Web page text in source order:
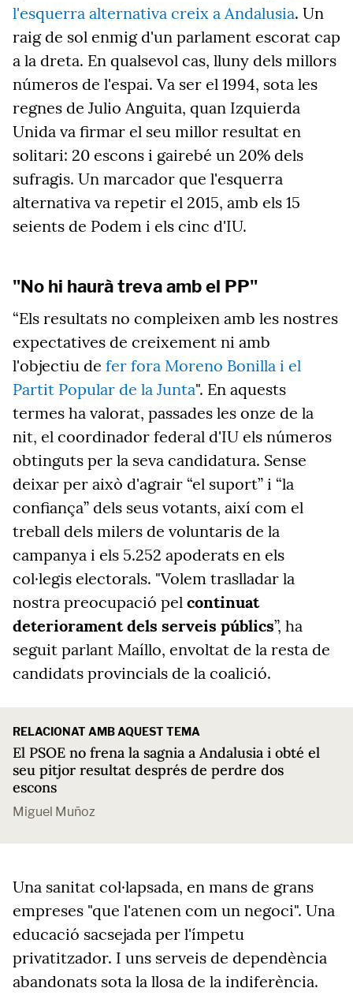
l'esquerra alternativa creix a Andalusia. Un
raig de sol enmig d'un parlament escorat cap
a la dreta. En qualsevol cas, lluny dels millors
números de l'espai. Va ser el 1994, sota les
regnes de Julio Anguita, quan Izquierda
Unida va firmar el seu millor resultat en
solitari: 20 escons i gairebé un 20% dels
sufragis. Un marcador que l'esquerra
alternativa va repetir el 2015, amb els 15
seients de Podem i els cinc d'IU.
"No hi haurà treva amb el PP"
“Els resultats no compleixen amb les nostres
expectatives de creixement ni amb
l'objectiu de fer fora Moreno Bonilla i el
Partit Popular de la Junta". En aquests
termes ha valorat, passades les onze de la
nit, el coordinador federal d'IU els números
obtinguts per la seva candidatura. Sense
deixar per això d'agrair “el suport” i “la
confiança” dels seus votants, així com el
treball dels milers de voluntaris de la
campanya i els 5.252 apoderats en els
col·legis electorals. "Volem traslladar la
nostra preocupació pel continuat
deteriorament dels serveis públics”, ha
seguit parlant Maíllo, envoltat de la resta de
candidats provincials de la coalició.
RELACIONAT AMB AQUEST TEMA
El PSOE no frena la sagnia a Andalusia i obté el
seu pitjor resultat després de perdre dos
escons
Miguel Muñoz
Una sanitat col·lapsada, en mans de grans
empreses "que l'atenen com un negoci". Una
educació sacsejada per l'ímpetu
privatitzador. I uns serveis de dependència
abandonats sota la llosa de la indiferència.